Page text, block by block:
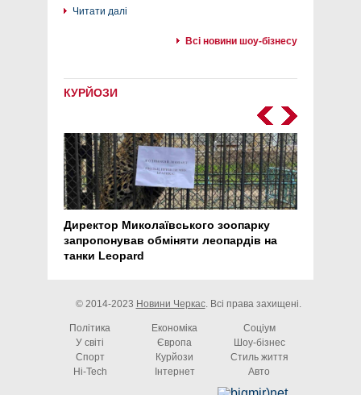
Читати далі
Всі новини шоу-бізнесу
КУРЙОЗИ
Директор Миколаївського зоопарку
запропонував обміняти леопардів на
танки Leopard
© 2014-2023 Новини Черкас. Всі права захищені.
Політика Економіка
Соціум
У світі
Європа
Шоу-бізнес
Спорт
Курйози
Стиль життя
Hi-Tech
Інтернет Авто